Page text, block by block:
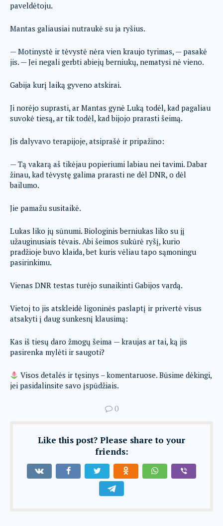
paveldėtoju.
Mantas galiausiai nutraukė su ja ryšius.
— Motinystė ir tėvystė nėra vien kraujo tyrimas, — pasakė
jis. — Jei negali gerbti abiejų berniukų, nematysi nė vieno.
Gabija kurį laiką gyveno atskirai.
Ji norėjo suprasti, ar Mantas gynė Luką todėl, kad pagaliau
suvokė tiesą, ar tik todėl, kad bijojo prarasti šeimą.
Jis dalyvavo terapijoje, atsiprašė ir pripažino:
— Tą vakarą aš tikėjau popieriumi labiau nei tavimi. Dabar
žinau, kad tėvystę galima prarasti ne dėl DNR, o dėl
bailumo.
Jie pamažu susitaikė.
Lukas liko jų sūnumi. Biologinis berniukas liko su jį
užauginusiais tėvais. Abi šeimos sukūrė ryšį, kurio
pradžioje buvo klaida, bet kuris vėliau tapo sąmoningu
pasirinkimu.
Vienas DNR testas turėjo sunaikinti Gabijos vardą.
Vietoj to jis atskleidė ligoninės paslaptį ir privertė visus
atsakyti į daug sunkesnį klausimą:
Kas iš tiesų daro žmogų šeima — kraujas ar tai, ką jis
pasirenka mylėti ir saugoti?
Visos detalės ir tęsinys – komentaruose. Būsime dėkingi,
jei pasidalinsite savo įspūdžiais.
0
Like this post? Please share to your
friends: